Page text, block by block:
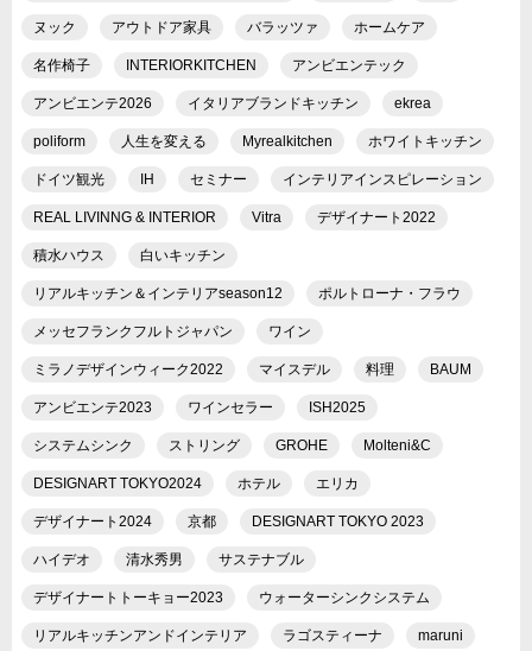
ヌック アウトドア家具 バラッツァ ホームケア
名作椅子 INTERIORKITCHEN アンビエンテック
アンビエンテ2026 イタリアブランドキッチン ekrea
poliform 人生を変える Myrealkitchen ホワイトキッチン
ドイツ観光 IH セミナー インテリアインスピレーション
REAL LIVINNG & INTERIOR Vitra デザイナート2022
積水ハウス 白いキッチン
リアルキッチン＆インテリアseason12 ポルトローナ・フラウ
メッセフランクフルトジャパン ワイン
ミラノデザインウィーク2022 マイスデル 料理 BAUM
アンビエンテ2023 ワインセラー ISH2025
システムシンク ストリング GROHE Molteni&C
DESIGNART TOKYO2024 ホテル エリカ
デザイナート2024 京都 DESIGNART TOKYO 2023
ハイデオ 清水秀男 サステナブル
デザイナートトーキョー2023 ウォーターシンクシステム
リアルキッチンアンドインテリア ラゴスティーナ maruni